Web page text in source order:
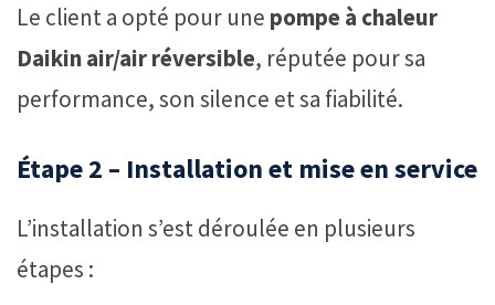
Le client a opté pour une pompe à chaleur
Daikin air/air réversible, réputée pour sa
performance, son silence et sa fiabilité.
Étape 2 – Installation et mise en service
L’installation s’est déroulée en plusieurs
étapes :